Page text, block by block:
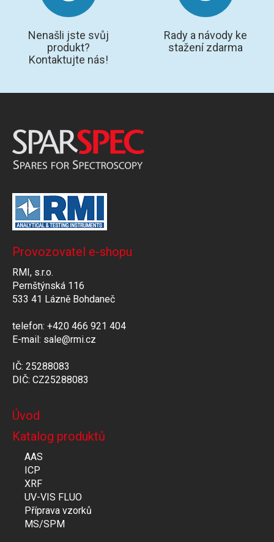
Nenašli jste svůj
produkt?
Kontaktujte nás!
Rady a návody ke
stažení zdarma
Provozovatel e-shopu
RMI, s.r.o.
Pernštýnská 116
533 41 Lázně Bohdaneč
telefon: +420 466 921 404
E-mail: sale@rmi.cz
IČ: 25288083
DIČ: CZ25288083
Úvod
Katalog produktů
AAS
ICP
XRF
UV-VIS FLUO
Příprava vzorků
MS/SPM